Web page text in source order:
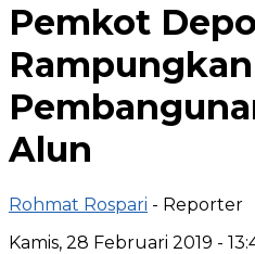
Pemkot
Rampungkan
Alun
Rohmat Rospari - Reporter
Kamis, 28 Februari 2019 -